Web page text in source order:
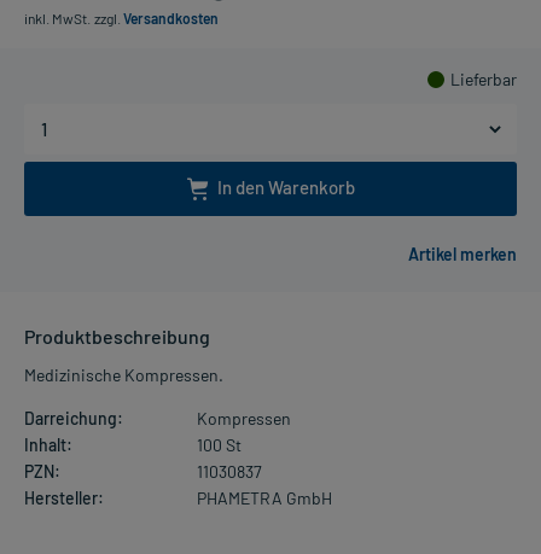
inkl. MwSt. zzgl. Versandkosten
Lieferbar
In den Warenkorb
Produktbeschreibung
Medizinische Kompressen.
Darreichung:
Kompressen
Inhalt:
100 St
PZN:
11030837
Hersteller:
PHAMETRA GmbH